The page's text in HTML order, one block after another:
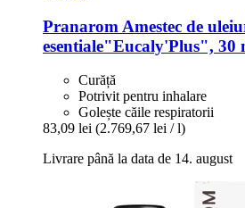
Pranarom Amestec de
esentiale"Eucaly'Plus", 30
Curăță
Potrivit pentru inhalare
Golește căile respiratorii
83,09 lei (2.769,67 lei / l)
Livrare până la data de 14. august